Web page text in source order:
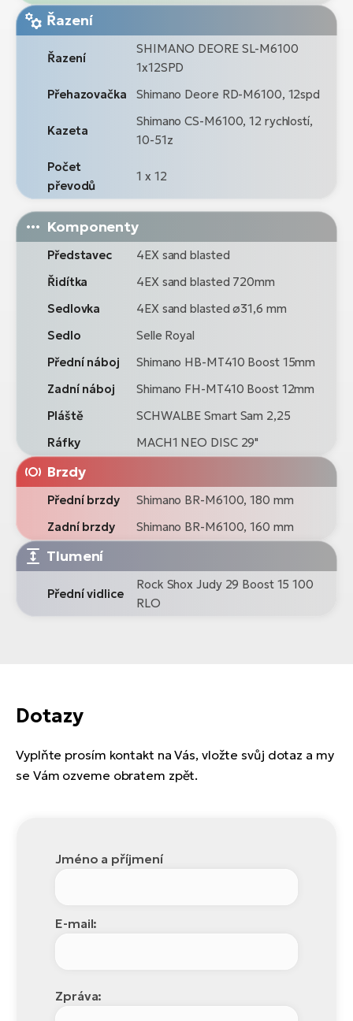
Řazení
Řazení
SHIMANO DEORE SL-M6100
1x12SPD
Přehazovačka
Shimano Deore RD-M6100, 12spd
Kazeta
Shimano CS-M6100, 12 rychlostí,
10-51z
Počet
převodů
1 x 12
Komponenty
Představec
4EX sand blasted
Řidítka
4EX sand blasted 720mm
Sedlovka
4EX sand blasted ø31,6 mm
Sedlo
Selle Royal
Přední náboj
Shimano HB-MT410 Boost 15mm
Zadní náboj
Shimano FH-MT410 Boost 12mm
Pláště
SCHWALBE Smart Sam 2,25
Ráfky
MACH1 NEO DISC 29"
Brzdy
Přední brzdy
Shimano BR-M6100, 180 mm
Zadní brzdy
Shimano BR-M6100, 160 mm
Tlumení
Přední vidlice
Rock Shox Judy 29 Boost 15 100
RLO
Dotazy
Vyplňte prosím kontakt na Vás, vložte svůj dotaz a my
se Vám ozveme obratem zpět.
Jméno a příjmení
E-mail:
Zpráva: